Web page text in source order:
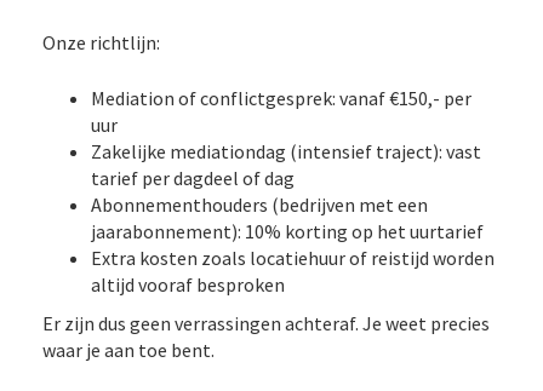
Onze richtlijn:
Mediation of conflictgesprek: vanaf €150,- per
uur
Zakelijke mediationdag (intensief traject): vast
tarief per dagdeel of dag
Abonnementhouders (bedrijven met een
jaarabonnement): 10% korting op het uurtarief
Extra kosten zoals locatiehuur of reistijd worden
altijd vooraf besproken
Er zijn dus geen verrassingen achteraf. Je weet precies
waar je aan toe bent.